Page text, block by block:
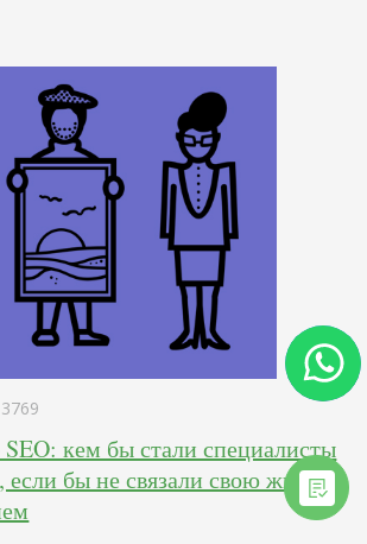
3769
кем бы стали специалисты
бы не связали свою жизнь